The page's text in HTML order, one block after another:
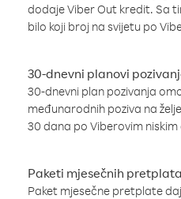
dodaje Viber Out kredit. Sa
bilo koji broj na svijetu po
30-dnevni planovi
30-dnevni plan pozivanja
međunarodnih poziva na
30 dana po Viberovim
Paketi mjesečnih pretplata
Paket mjesečne pretplate